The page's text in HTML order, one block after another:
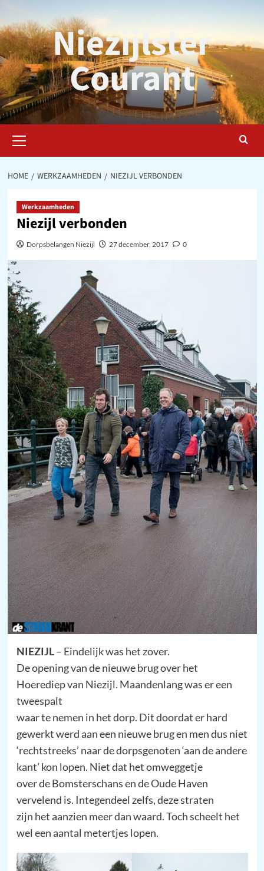
naar
de
inhoud
Niezijlster
Courant
menu
HOME WERKZAAMHEDEN NIEZIJL VERBONDEN
Werkzaamheden
Niezijl verbonden
Dorpsbelangen Niezijl 27 december, 2017 0
NIEZIJL– Eindelijk was het zover.
De opening van de nieuwe brug over het
Hoerediep van Niezijl. Maandenlang was er een
tweespalt
waar te nemen in het dorp. Dit doordat er hard
gewerkt werd aan een nieuwe brug en men dus niet
‘rechtstreeks’ naar de dorpsgenoten ‘aan de andere
kant’ kon lopen. Niet dat het omweggetje
over de Bomsterschans en de Oude Haven
vervelend is. Integendeel zelfs, deze straten
zijn het aanzien meer dan waard. Toch scheelt het
wel een aantal metertjes lopen.